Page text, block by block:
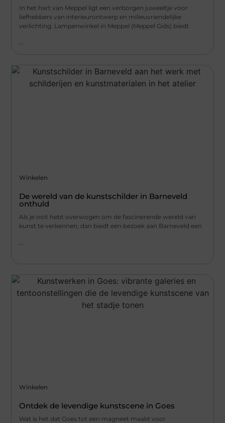
In het hart van Meppel ligt een verborgen juweeltje voor
liefhebbers van interieurontwerp en milieuvriendelijke
verlichting. Lampenwinkel in Meppel (Meppel Gids) biedt
...
Winkelen
De wereld van de kunstschilder in Barneveld
onthuld
Als je ooit hebt overwogen om de fascinerende wereld van
kunst te verkennen, dan biedt een bezoek aan Barneveld een
Winkelen
Ontdek de levendige kunstscene in Goes
Wat is het dat Goes tot een magneet maakt voor